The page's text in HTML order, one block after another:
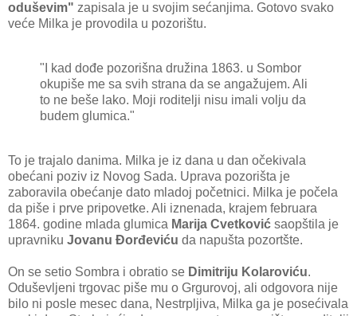
oduševim" zapisala je u svojim sećanjima. Gotovo svako
veće Milka je provodila u pozorištu.
"I kad dođe pozorišna družina 1863. u Sombor
okupiše me sa svih strana da se angažujem. Ali
to ne beše lako. Moji roditelji nisu imali volju da
budem glumica."
To je trajalo danima. Milka je iz dana u dan očekivala
obećani poziv iz Novog Sada. Uprava pozorišta je
zaboravila obećanje dato mladoj početnici. Milka je počela
da piše i prve pripovetke. Ali iznenada, krajem februara
1864. godine mlada glumica Marija Cvetković saopštila je
upravniku Jovanu Đorđeviću da napušta pozortšte.
On se setio Sombra i obratio se Dimitriju Kolaroviću.
Oduševljeni trgovac piše mu o Grgurovoj, ali odgovora nije
bilo ni posle mesec dana, Nestrpljiva, Milka ga je posećivala